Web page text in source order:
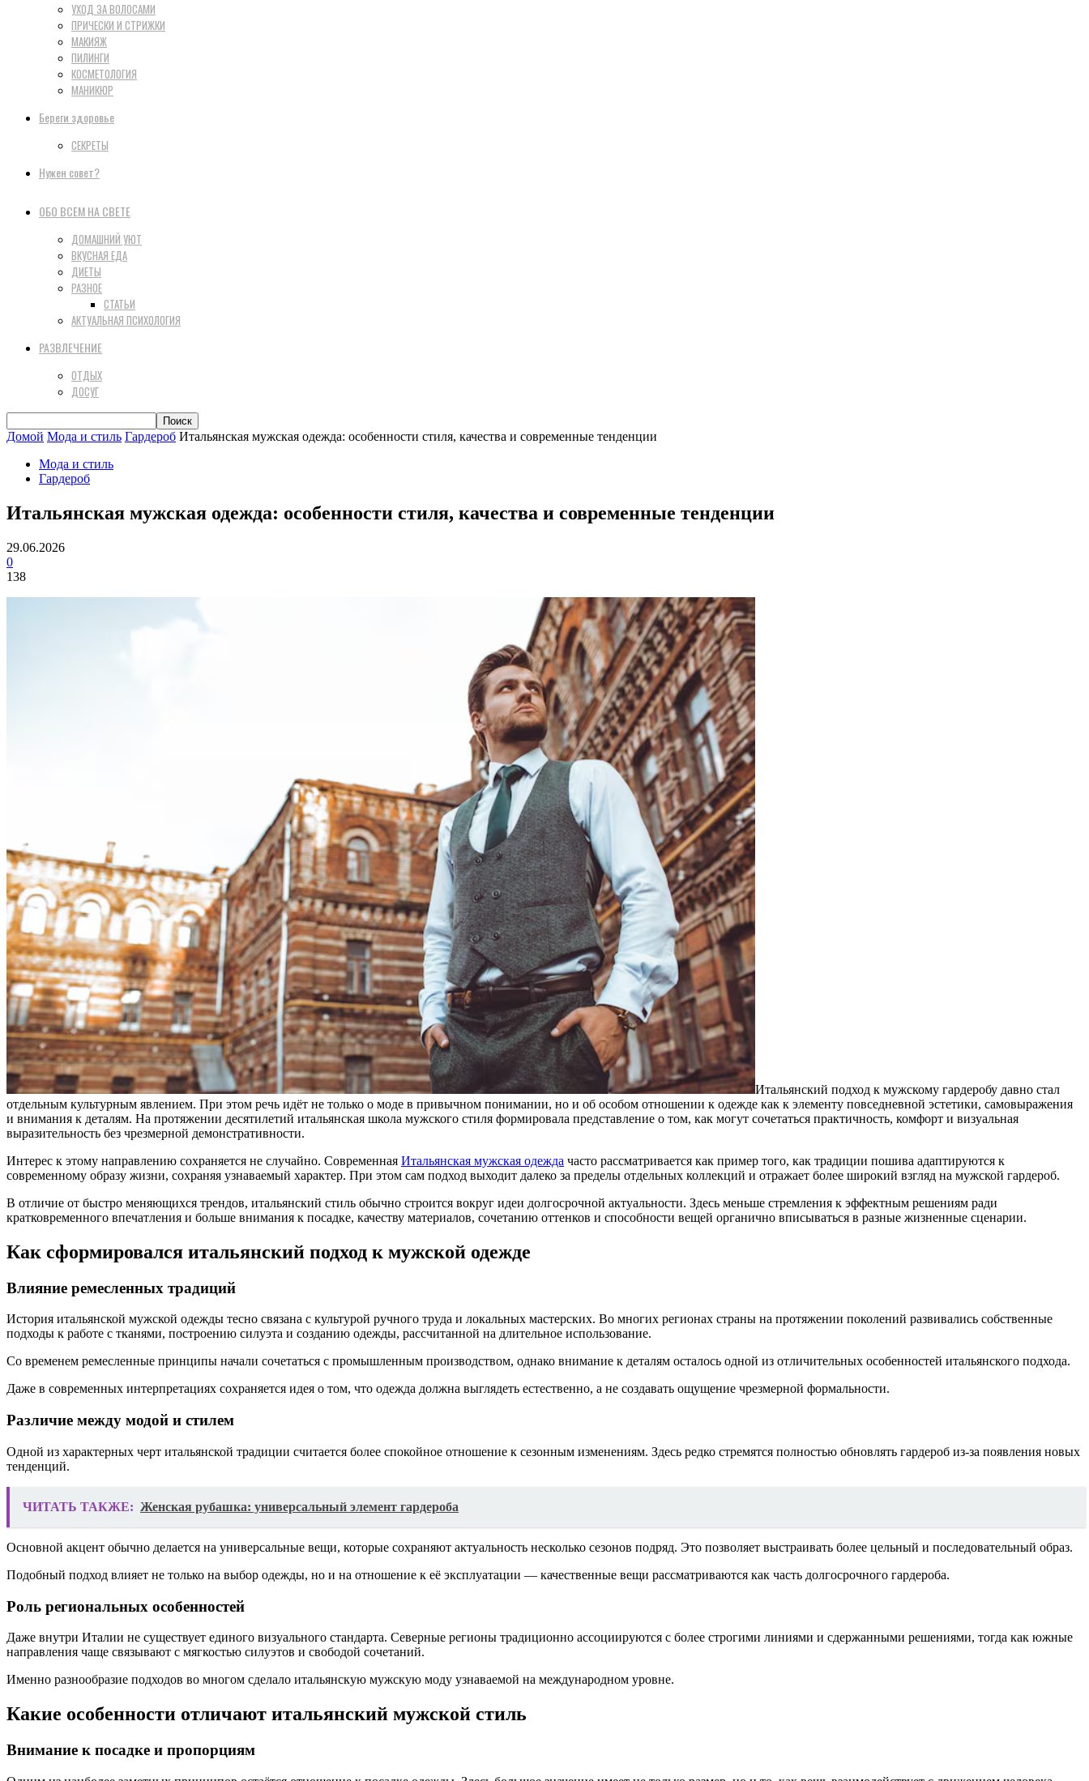
УХОД ЗА ВОЛОСАМИ
ПРИЧЕСКИ И СТРИЖКИ
МАКИЯЖ
ПИЛИНГИ
КОСМЕТОЛОГИЯ
МАНИКЮР
Береги здоровье
СЕКРЕТЫ
Нужен совет?
ОБО ВСЕМ НА СВЕТЕ
ДОМАШНИЙ УЮТ
ВКУСНАЯ ЕДА
ДИЕТЫ
РАЗНОЕ
СТАТЬИ
АКТУАЛЬНАЯ ПСИХОЛОГИЯ
РАЗВЛЕЧЕНИЕ
ОТДЫХ
ДОСУГ
Домой Мода и стиль Гардероб Итальянская мужская одежда: особенности стиля, качества и современные тенденции
Мода и стиль
Гардероб
Итальянская мужская одежда: особенности стиля, качества и современные тенденции
29.06.2026
0
138
Итальянский подход к мужскому гардеробу давно стал
отдельным культурным явлением. При этом речь идёт не только о моде в привычном понимании, но и об особом отношении к одежде как к элементу повседневной эстетики, самовыражения
и внимания к деталям. На протяжении десятилетий итальянская школа мужского стиля формировала представление о том, как могут сочетаться практичность, комфорт и визуальная
выразительность без чрезмерной демонстративности.
Интерес к этому направлению сохраняется не случайно. Современная Итальянская мужская одежда часто рассматривается как пример того, как традиции пошива адаптируются к
современному образу жизни, сохраняя узнаваемый характер. При этом сам подход выходит далеко за пределы отдельных коллекций и отражает более широкий взгляд на мужской гардероб.
В отличие от быстро меняющихся трендов, итальянский стиль обычно строится вокруг идеи долгосрочной актуальности. Здесь меньше стремления к эффектным решениям ради
кратковременного впечатления и больше внимания к посадке, качеству материалов, сочетанию оттенков и способности вещей органично вписываться в разные жизненные сценарии.
Как сформировался итальянский подход к мужской одежде
Влияние ремесленных традиций
История итальянской мужской одежды тесно связана с культурой ручного труда и локальных мастерских. Во многих регионах страны на протяжении поколений развивались собственные
подходы к работе с тканями, построению силуэта и созданию одежды, рассчитанной на длительное использование.
Со временем ремесленные принципы начали сочетаться с промышленным производством, однако внимание к деталям осталось одной из отличительных особенностей итальянского подхода.
Даже в современных интерпретациях сохраняется идея о том, что одежда должна выглядеть естественно, а не создавать ощущение чрезмерной формальности.
Различие между модой и стилем
Одной из характерных черт итальянской традиции считается более спокойное отношение к сезонным изменениям. Здесь редко стремятся полностью обновлять гардероб из-за появления новых
тенденций.
ЧИТАТЬ ТАКЖЕ: Женская рубашка: универсальный элемент гардероба
Основной акцент обычно делается на универсальные вещи, которые сохраняют актуальность несколько сезонов подряд. Это позволяет выстраивать более цельный и последовательный образ.
Подобный подход влияет не только на выбор одежды, но и на отношение к её эксплуатации — качественные вещи рассматриваются как часть долгосрочного гардероба.
Роль региональных особенностей
Даже внутри Италии не существует единого визуального стандарта. Северные регионы традиционно ассоциируются с более строгими линиями и сдержанными решениями, тогда как южные
направления чаще связывают с мягкостью силуэтов и свободой сочетаний.
Именно разнообразие подходов во многом сделало итальянскую мужскую моду узнаваемой на международном уровне.
Какие особенности отличают итальянский мужской стиль
Внимание к посадке и пропорциям